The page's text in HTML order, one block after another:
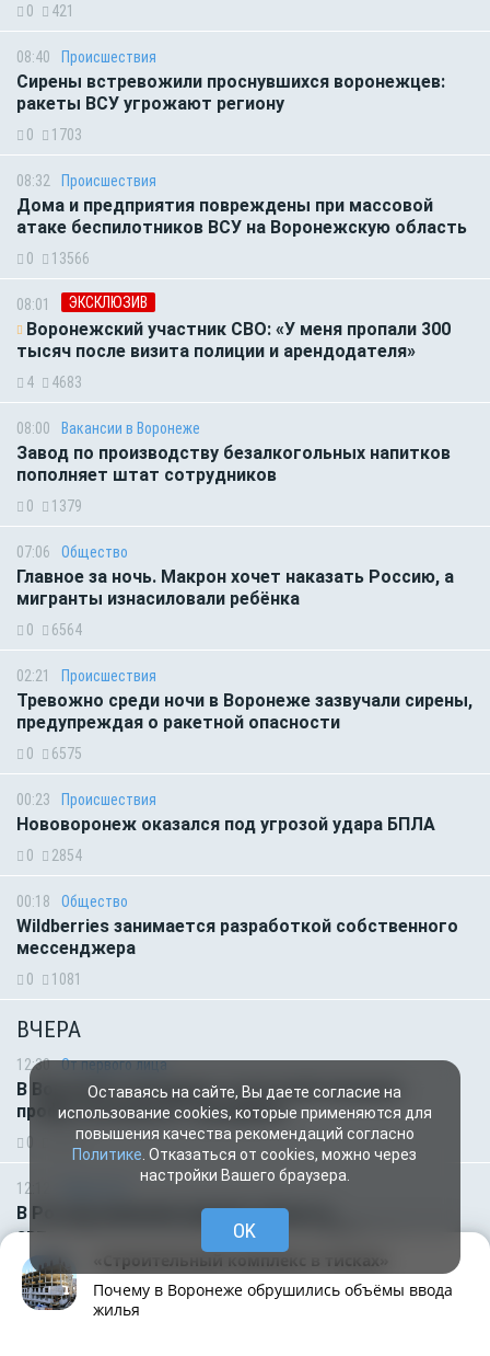
0 421
08:40 Происшествия
Сирены встревожили проснувшихся воронежцев:
ракеты ВСУ угрожают региону
0 1703
08:32 Происшествия
Дома и предприятия повреждены при массовой
атаке беспилотников ВСУ на Воронежскую область
0 13566
08:01 ЭКСКЛЮЗИВ
Воронежский участник СВО: «У меня пропали 300
тысяч после визита полиции и арендодателя»
4 4683
08:00 Вакансии в Воронеже
Завод по производству безалкогольных напитков
пополняет штат сотрудников
0 1379
07:06 Общество
Главное за ночь. Макрон хочет наказать Россию, а
мигранты изнасиловали ребёнка
0 6564
02:21 Происшествия
Тревожно среди ночи в Воронеже зазвучали сирены,
предупреждая о ракетной опасности
0 6575
00:23 Происшествия
Нововоронеж оказался под угрозой удара БПЛА
0 2854
00:18 Общество
Wildberries занимается разработкой собственного
мессенджера
0 1081
ВЧЕРА
12:30 От первого лица
В Воронеже наградили строителей накануне
профессионального праздника
0 1212
12:12
В России изменили правила оборота
автомобильного топлива до июля 2027 года
0 30
12:05 Происшествия
«Строительный комплекс в тисках»
Почему в Воронеже обрушились объёмы ввода
жилья
Оставаясь на сайте, Вы даете согласие на
использование cookies, которые применяются для
повышения качества рекомендаций согласно
Политике . Отказаться от cookies, можно через
настройки Вашего браузера.
OK